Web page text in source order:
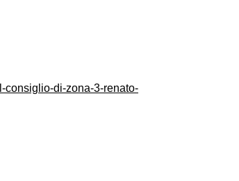
consiglio-di-zona-3-renato-